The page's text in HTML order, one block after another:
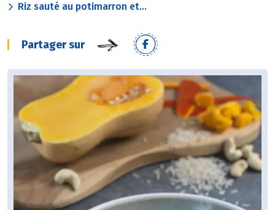
Riz sauté au potimarron et...
Partager sur